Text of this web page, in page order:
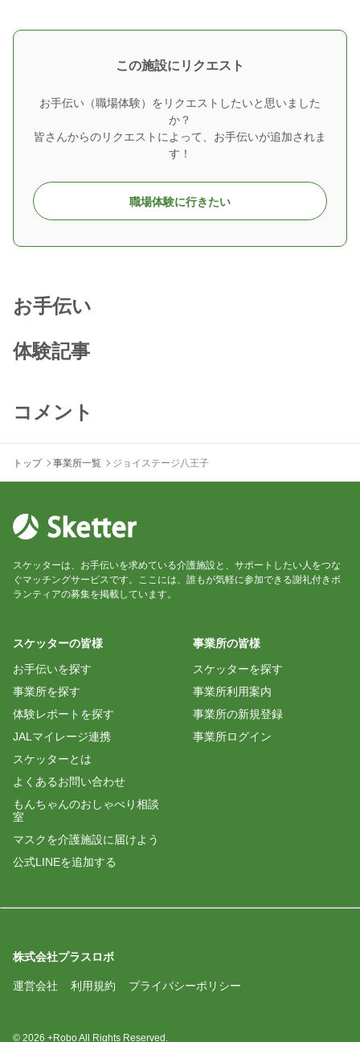
この施設にリクエスト
お手伝い（職場体験）をリクエストしたいと思いました
か？
皆さんからのリクエストによって、お手伝いが追加されま
す！
職場体験に行きたい
お手伝い
体験記事
コメント
トップ 事業所一覧 ジョイステージ八王子
スケッターは、お手伝いを求めている介護施設と、サポートしたい人をつな
ぐマッチングサービスです。ここには、誰もが気軽に参加できる謝礼付きボ
ランティアの募集を掲載しています。
スケッターの皆様
お手伝いを探す
事業所を探す
体験レポートを探す
JALマイレージ連携
スケッターとは
よくあるお問い合わせ
もんちゃんのおしゃべり相談
室
マスクを介護施設に届けよう
公式LINEを追加する
事業所の皆様
スケッターを探す
事業所利用案内
事業所の新規登録
事業所ログイン
株式会社プラスロボ
運営会社 利用規約 プライバシーポリシー
© 2026 +Robo All Rights Reserved.